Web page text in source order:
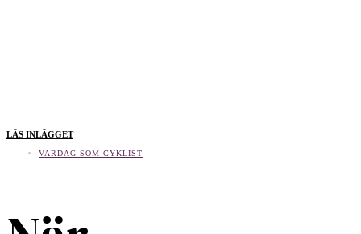
LÄS INLÄGGET
VARDAG SOM CYKLIST